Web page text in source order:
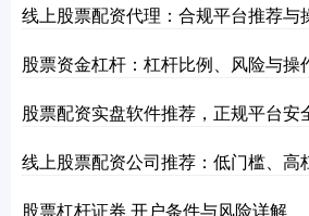
线上股票配资代理：合规平台推荐与
股票资金杠杆：杠杆比例、风险与操
股票配资实盘软件推荐，正规平台安
线上股票配资公司推荐：低门槛、高
股票杠杆证券 开户条件与风险详解